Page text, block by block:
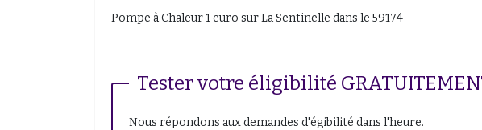
Pompe à Chaleur 1 euro sur La Sentinelle dans le 59174
Tester votre éligibilité
Nous répondons aux demandes d'égibilité dans l'heure.